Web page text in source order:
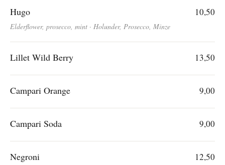
Hugo
Elderflower, prosecco, mint · Holunder, Prosecco, Minze
10,50
Lillet Wild Berry 13,50
Campari Orange 9,00
Campari Soda 9,00
Negroni 12,50